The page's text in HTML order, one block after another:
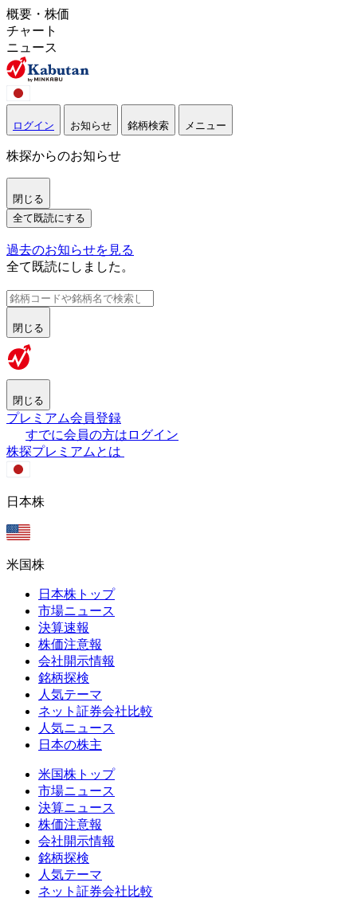
概要・株価
チャート
ニュース
ログイン お知らせ 銘柄検索 メニュー
株探からのお知らせ
閉じる
全て既読にする
過去のお知らせを見る
全て既読にしました。
閉じる
閉じる
プレミアム会員登録
すでに会員の方はログイン
株探プレミアムとは
日本株
米国株
日本株トップ
市場ニュース
決算速報
株価注意報
会社開示情報
銘柄探検
人気テーマ
ネット証券会社比較
人気ニュース
日本の株主
米国株トップ
市場ニュース
決算ニュース
株価注意報
会社開示情報
銘柄探検
人気テーマ
ネット証券会社比較